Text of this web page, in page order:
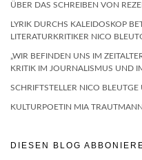
ÜBER DAS SCHREIBEN VON
LYRIK DURCHS KALEIDOSKOP
LITERATURKRITIKER NICO
„WIR BEFINDEN UNS IM
KRITIK IM JOURNALISMUS UND
SCHRIFTSTELLER NICO
KULTURPOETIN MIA
DIESEN BLOG